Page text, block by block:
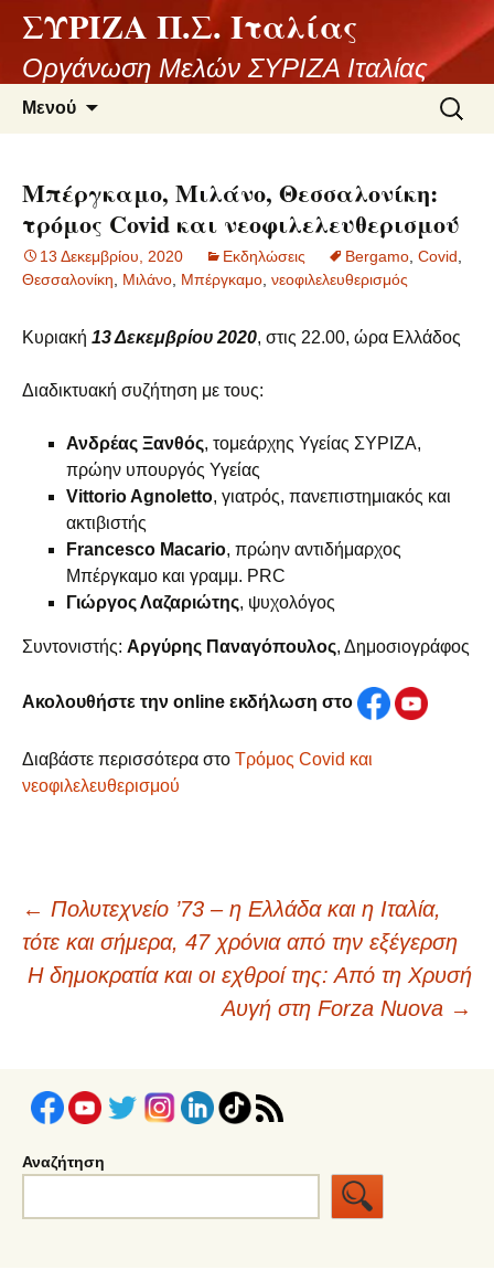
περιεχόμενο
ΣΥΡΙΖΑ Π.Σ. Ιταλίας
Οργάνωση Μελών ΣΥΡΙΖΑ Ιταλίας
Μενού
για:
Μπέργκαμο, Μιλάνο, Θεσσαλονίκη:
τρόμος Covid και νεοφιλελευθερισμού
13 Δεκεμβρίου, 2020 Εκδηλώσεις Bergamo Covid
Θεσσαλονίκη
Μιλάνο Μπέργκαμο νεοφιλελευθερισμός
Κυριακή 13 Δεκεμβρίου 2020, στις 22.00, ώρα Ελλάδος
Διαδικτυακή συζήτηση με τους:
Ανδρέας Ξανθός, τομεάρχης Υγείας ΣΥΡΙΖΑ,
πρώην υπουργός Υγείας
Vittorio Agnoletto, γιατρός, πανεπιστημιακός και
ακτιβιστής
Francesco Macario, πρώην αντιδήμαρχος
Μπέργκαμο και γραμμ. PRC
Γιώργος Λαζαριώτης, ψυχολόγος
Συντονιστής: Αργύρης Παναγόπουλος, Δημοσιογράφος
Ακολουθήστε την online εκδήλωση στο
Διαβάστε περισσότερα στο Τρόμος Covid και
νεοφιλελευθερισμού
Πλοήγηση
άρθρων
← Πολυτεχνείο ’73 – η Ελλάδα και η Ιταλία,
τότε και σήμερα, 47 χρόνια από την εξέγερση
Η δημοκρατία και οι εχθροί της: Από τη Χρυσή
Αυγή στη Forza Nuova →
Αναζήτηση